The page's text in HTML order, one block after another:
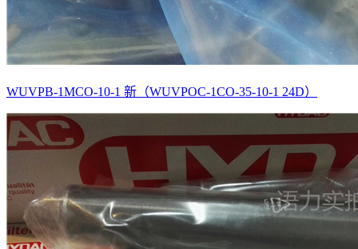
WUVPB-1MCO-10-1 新（WUVPOC-1CO-35-10-1 24D）